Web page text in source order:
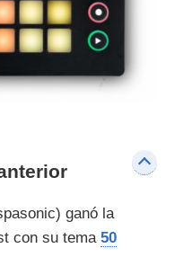
ganó la
con su tema 50